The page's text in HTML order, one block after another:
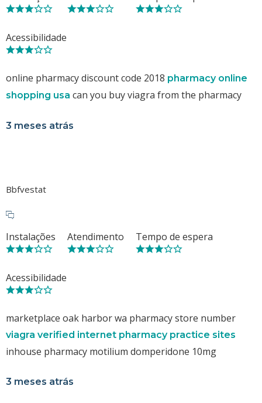
Acessibilidade
online pharmacy discount code 2018 pharmacy online
shopping usa can you buy viagra from the pharmacy
3 meses atrás
Bbfvestat
Instalações Atendimento Tempo de espera
Acessibilidade
marketplace oak harbor wa pharmacy store number
viagra verified internet pharmacy practice sites
inhouse pharmacy motilium domperidone 10mg
3 meses atrás